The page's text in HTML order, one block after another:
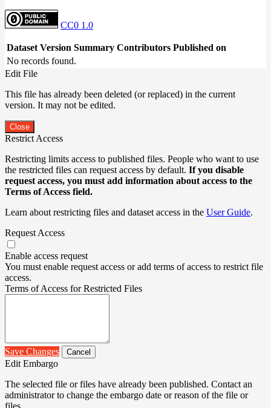
CC0 1.0
Dataset Version Summary Contributors Published on
No records found.
Edit File
This file has already been deleted (or replaced) in the current
version. It may not be edited.
Close
Restrict Access
Restricting limits access to published files. People who want to use
the restricted files can request access by default. If you disable
request access, you must add information about access to the
Terms of Access field.
Learn about restricting files and dataset access in the User Guide.
Request Access
Enable access request
You must enable request access or add terms of access to restrict file
access.
Terms of Access for Restricted Files
Save Changes Cancel
Edit Embargo
The selected file or files have already been published. Contact an
administrator to change the embargo date or reason of the file or
files.